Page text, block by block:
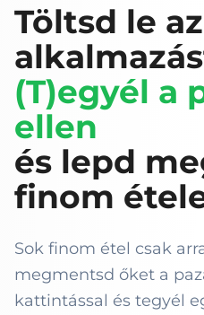
Töltsd le az
(T)egyél a
ellen
és lepd
finom
Sok finom étel csak
megmentsd őket a
kattintással és tegyél